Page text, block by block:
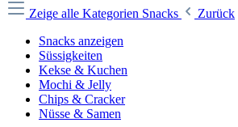
Zeige alle Kategorien Snacks
Zurück
Snacks anzeigen
Süssigkeiten
Kekse & Kuchen
Mochi & Jelly
Chips & Cracker
Nüsse & Samen